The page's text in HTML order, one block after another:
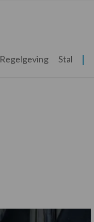
Regelgeving Stal